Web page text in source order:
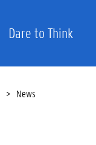
Dare to Think
> News